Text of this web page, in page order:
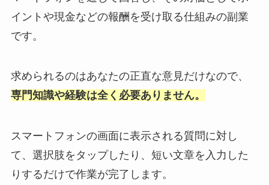
イントや現金などの報酬を受け取る仕組みの副業
です。
求められるのはあなたの正直な意見だけなので、
専門知識や経験は全く必要ありません。
スマートフォンの画面に表示される質問に対し
て、選択肢をタップしたり、短い文章を入力した
りするだけで作業が完了します。